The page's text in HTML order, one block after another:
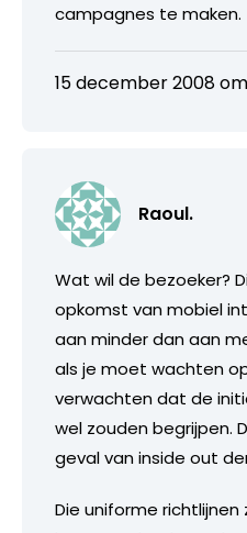
campagnes te maken.
15 december 2008
Raoul.
Wat wil de bezoeker?
opkomst van mobiel
aan minder dan aan
als je moet wachten
verwachten dat de
wel zouden begrijpen.
geval van inside out
Die uniforme